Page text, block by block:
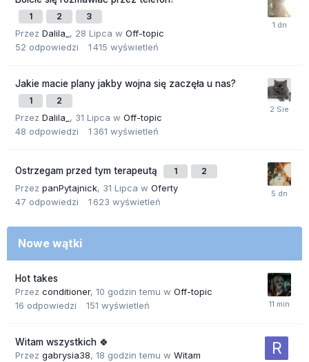
1 2 3
Przez Dalila_ , 28 Lipca w Off-topic
52 odpowiedzi 1 415 wyświetleń
Jakie macie plany jakby wojna się zaczęła u nas?
1 2
Przez Dalila_ , 31 Lipca w Off-topic
48 odpowiedzi 1 361 wyświetleń
Ostrzegam przed tym terapeutą 1 2
Przez panPytajnick, 31 Lipca w Oferty
47 odpowiedzi 1 623 wyświetleń
Nowe wątki
Hot takes
Przez conditioner, 10 godzin temu w Off-topic
16 odpowiedzi 151 wyświetleń
Witam wszystkich 🍀
Przez gabrysia38, 18 godzin temu w Witam